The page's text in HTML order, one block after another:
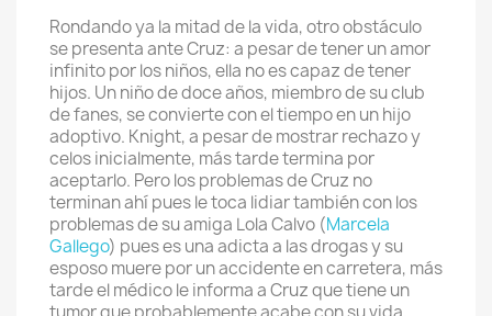
Rondando ya la mitad de la vida, otro obstáculo
se presenta ante Cruz: a pesar de tener un amor
infinito por los niños, ella no es capaz de tener
hijos. Un niño de doce años, miembro de su club
de fanes, se convierte con el tiempo en un hijo
adoptivo. Knight, a pesar de mostrar rechazo y
celos inicialmente, más tarde termina por
aceptarlo. Pero los problemas de Cruz no
terminan ahí pues le toca lidiar también con los
problemas de su amiga Lola Calvo (Marcela
Gallego) pues es una adicta a las drogas y su
esposo muere por un accidente en carretera, más
tarde el médico le informa a Cruz que tiene un